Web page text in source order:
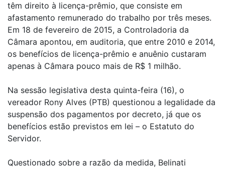
têm direito à licença-prêmio, que consiste em
afastamento remunerado do trabalho por três meses.
Em 18 de fevereiro de 2015, a Controladoria da
Câmara apontou, em auditoria, que entre 2010 e 2014,
os benefícios de licença-prêmio e anuênio custaram
apenas à Câmara pouco mais de R$ 1 milhão.
Na sessão legislativa desta quinta-feira (16), o
vereador Rony Alves (PTB) questionou a legalidade da
suspensão dos pagamentos por decreto, já que os
benefícios estão previstos em lei – o Estatuto do
Servidor.
Questionado sobre a razão da medida, Belinati